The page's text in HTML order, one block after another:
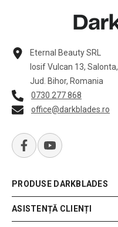
Eternal Beauty SRL
Iosif Vulcan 13, Salonta,
Jud. Bihor, Romania
0730 277 868
office@darkblades.ro
PRODUSE DARKBLADES
ASISTENȚĂ CLIENȚI